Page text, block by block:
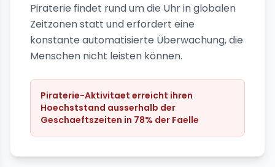
Piraterie findet rund um die Uhr in globalen
Zeitzonen statt und erfordert eine
konstante automatisierte Überwachung, die
Menschen nicht leisten können.
Piraterie-Aktivitaet erreicht ihren
Hoechststand ausserhalb der
Geschaeftszeiten in 78% der Faelle